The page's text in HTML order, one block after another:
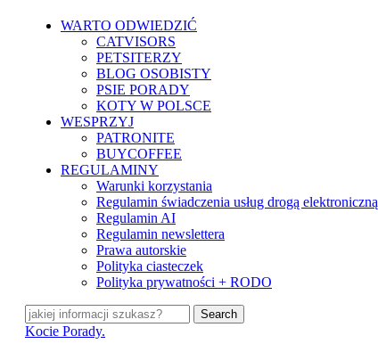
WARTO ODWIEDZIĆ
CATVISORS
PETSITERZY
BLOG OSOBISTY
PSIE PORADY
KOTY W POLSCE
WESPRZYJ
PATRONITE
BUYCOFFEE
REGULAMINY
Warunki korzystania
Regulamin świadczenia usług drogą elektroniczną
Regulamin AI
Regulamin newslettera
Prawa autorskie
Polityka ciasteczek
Polityka prywatności + RODO
Search
Close
Kocie Porady.